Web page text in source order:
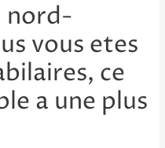
nord-
vous etes
ce
a une plus